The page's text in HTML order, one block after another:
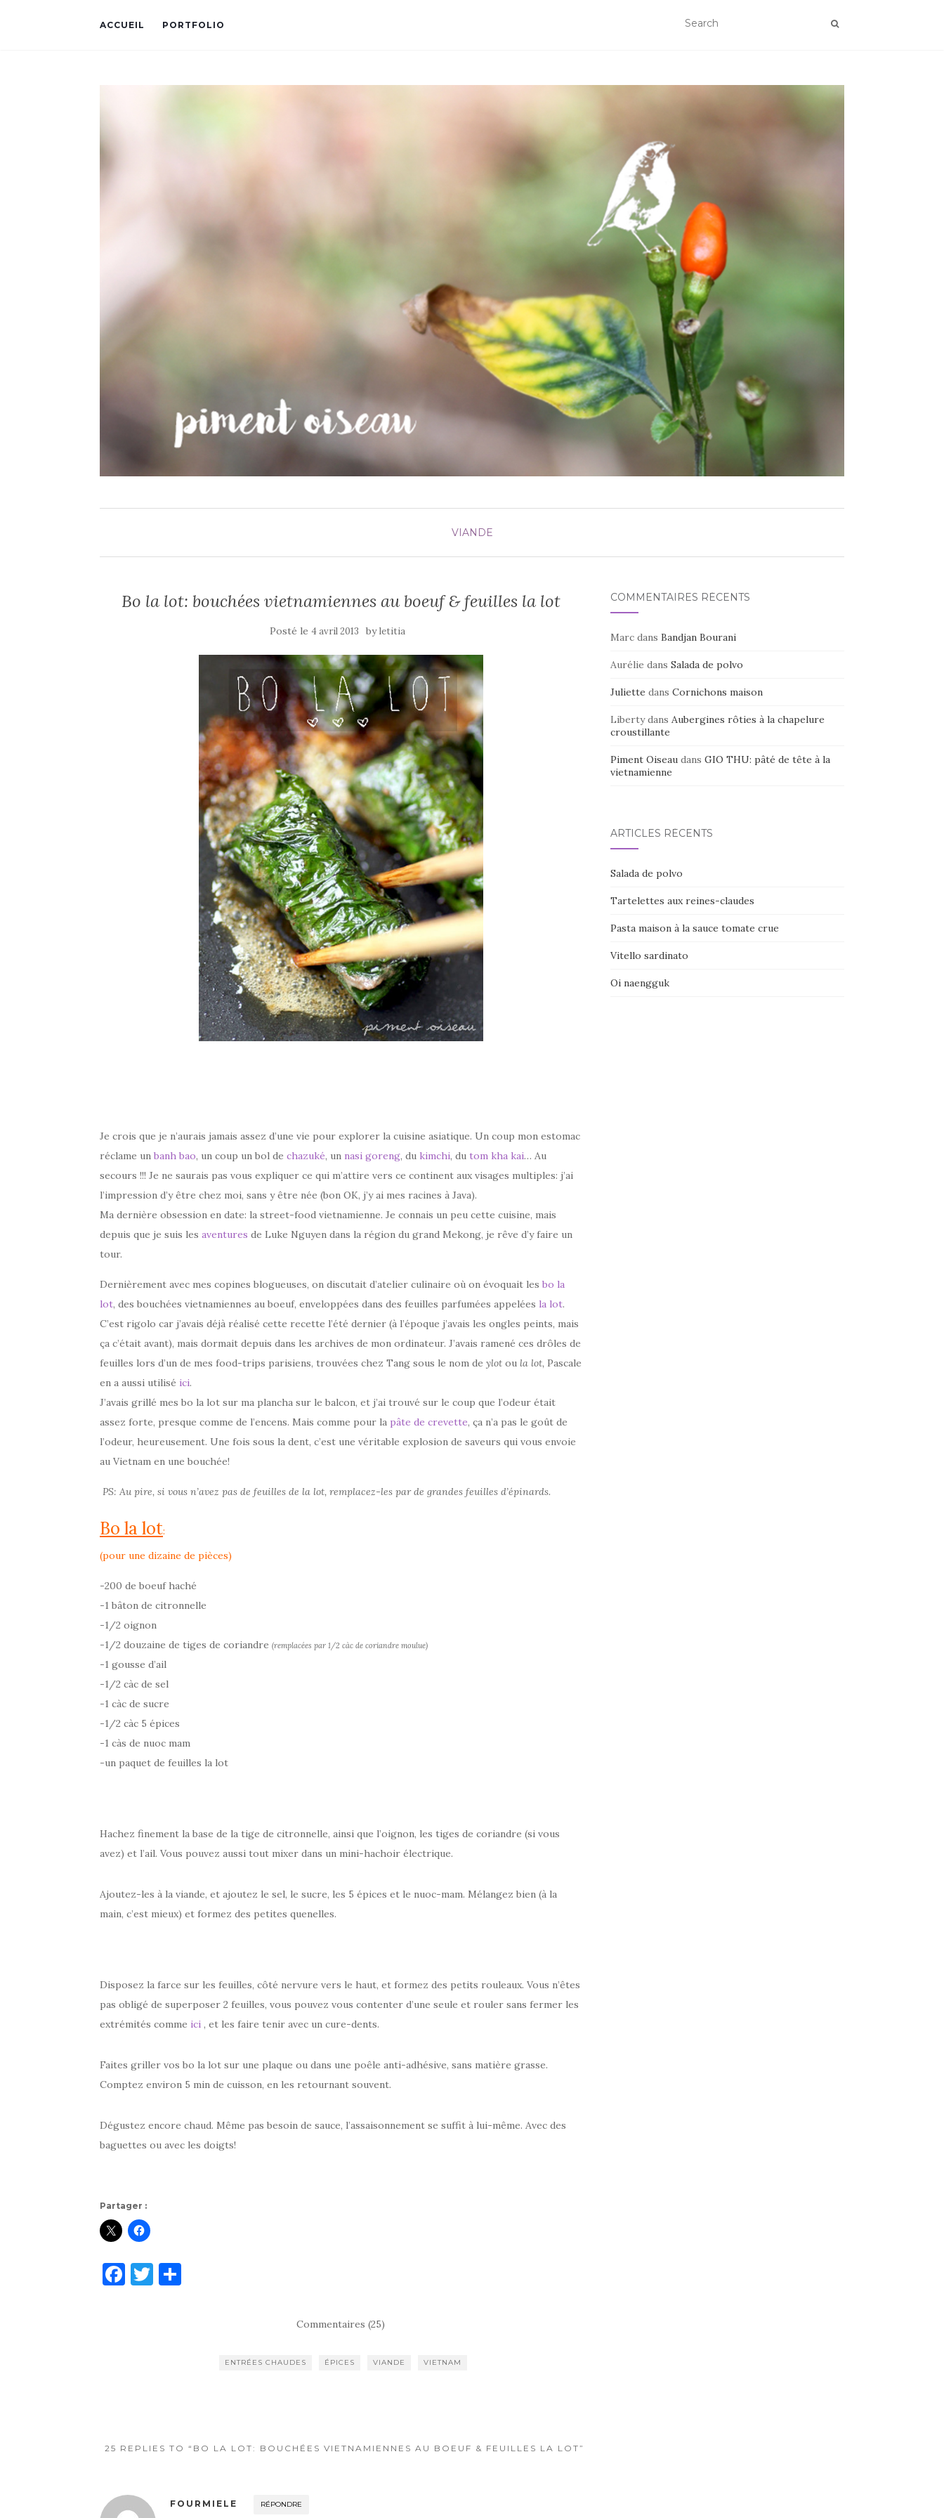
ACCUEIL PORTFOLIO
VIANDE
Bo la lot: bouchées vietnamiennes au boeuf & feuilles la lot
Posté le 4 avril 2013 byletitia
Je crois que je n’aurais jamais assez d’une vie pour explorer la cuisine asiatique. Un coup mon estomac
réclame un banh bao, un coup un bol de chazuké, un nasi goreng, du kimchi, du tom kha kai… Au
secours !!! Je ne saurais pas vous expliquer ce qui m’attire vers ce continent aux visages multiples: j’ai
l’impression d’y être chez moi, sans y être née (bon OK, j’y ai mes racines à Java).
Ma dernière obsession en date: la street-food vietnamienne. Je connais un peu cette cuisine, mais
depuis que je suis les aventures de Luke Nguyen dans la région du grand Mekong, je rêve d’y faire un
tour.
Dernièrement avec mes copines blogueuses, on discutait d’atelier culinaire où on évoquait les bo la
lot, des bouchées vietnamiennes au boeuf, enveloppées dans des feuilles parfumées appelées la lot.
C’est rigolo car j’avais déjà réalisé cette recette l’été dernier (à l’époque j’avais les ongles peints, mais
ça c’était avant), mais dormait depuis dans les archives de mon ordinateur. J’avais ramené ces drôles de
feuilles lors d’un de mes food-trips parisiens, trouvées chez Tang sous le nom de ylot ou la lot, Pascale
en a aussi utilisé ici.
J’avais grillé mes bo la lot sur ma plancha sur le balcon, et j’ai trouvé sur le coup que l’odeur était
assez forte, presque comme de l’encens. Mais comme pour la pâte de crevette, ça n’a pas le goût de
l’odeur, heureusement. Une fois sous la dent, c’est une véritable explosion de saveurs qui vous envoie
au Vietnam en une bouchée!
PS: Au pire, si vous n’avez pas de feuilles de la lot, remplacez-les par de grandes feuilles d’épinards.
Bo la lot:
(pour une dizaine de pièces)
-200 de boeuf haché
-1 bâton de citronnelle
-1/2 oignon
-1/2 douzaine de tiges de coriandre (remplacées par 1/2 càc de coriandre moulue)
-1 gousse d’ail
-1/2 càc de sel
-1 càc de sucre
-1/2 càc 5 épices
-1 càs de nuoc mam
-un paquet de feuilles la lot
Hachez finement la base de la tige de citronnelle, ainsi que l’oignon, les tiges de coriandre (si vous
avez) et l’ail. Vous pouvez aussi tout mixer dans un mini-hachoir électrique.
Ajoutez-les à la viande, et ajoutez le sel, le sucre, les 5 épices et le nuoc-mam. Mélangez bien (à la
main, c’est mieux) et formez des petites quenelles.
Disposez la farce sur les feuilles, côté nervure vers le haut, et formez des petits rouleaux. Vous n’êtes
pas obligé de superposer 2 feuilles, vous pouvez vous contenter d’une seule et rouler sans fermer les
extrémités comme ici , et les faire tenir avec un cure-dents.
Faites griller vos bo la lot sur une plaque ou dans une poêle anti-adhésive, sans matière grasse.
Comptez environ 5 min de cuisson, en les retournant souvent.
Dégustez encore chaud. Même pas besoin de sauce, l’assaisonnement se suffit à lui-même. Avec des
baguettes ou avec les doigts!
Partager :
F T
Commentaires (25)
ENTRÉES CHAUDES ÉPICES VIANDE VIETNAM
25 REPLIES TO “BO LA LOT: BOUCHÉES VIETNAMIENNES AU BOEUF & FEUILLES LA LOT”
FOURMIELE RÉPONDRE
COMMENTAIRES RÉCENTS
Marcdans Bandjan Bourani
Aurélie dans Salada de polvo
Juliette dans Cornichons maison
Libertydans Aubergines rôties à la chapelure
croustillante
Piment Oiseaudans GIO THU: pâté de tête à la
vietnamienne
ARTICLES RÉCENTS
Salada de polvo
Tartelettes aux reines-claudes
Pasta maison à la sauce tomate crue
Vitello sardinato
Oi naengguk